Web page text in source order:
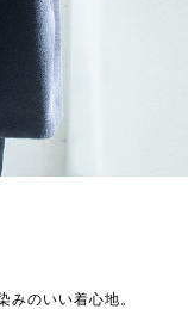
みのいい着心地。